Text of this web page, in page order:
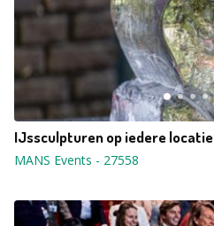
IJssculpturen op iedere locatie
MANS Events - 27558